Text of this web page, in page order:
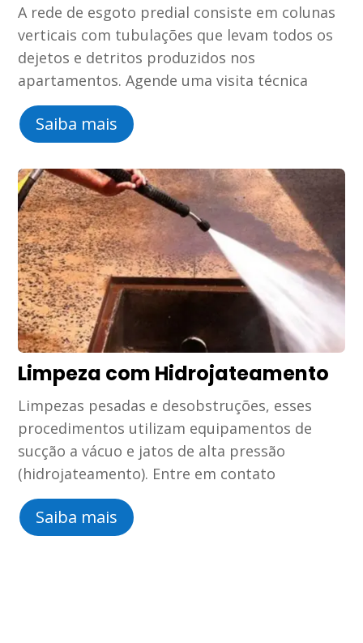
A rede de esgoto predial consiste em colunas
verticais com tubulações que levam todos os
dejetos e detritos produzidos nos
apartamentos. Agende uma visita técnica
Saiba mais
Limpeza com Hidrojateamento
Limpezas pesadas e desobstruções, esses
procedimentos utilizam equipamentos de
sucção a vácuo e jatos de alta pressão
(hidrojateamento). Entre em contato
Saiba mais